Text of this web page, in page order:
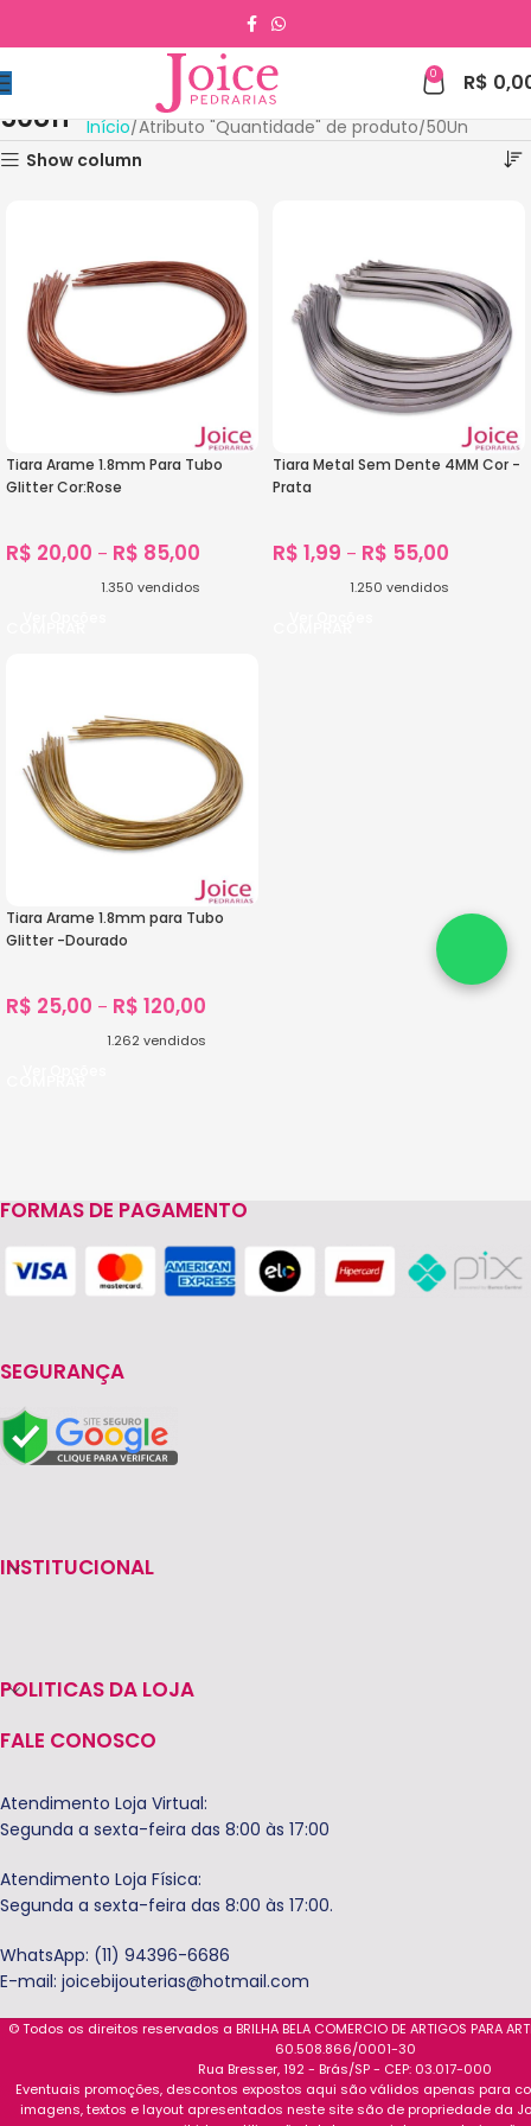
0 R$
50Un Início Atributo "Quantidade" de produto 50Un
Show column
Tiara Arame 1.8mm Para Tubo
Glitter Cor:Rose
R$ 20,00 – R$ 85,00
1.350 vendidos
Tiara Metal Sem Dente 4MM Cor -
Prata
R$ 1,99 – R$ 55,00
1.250 vendidos
Tiara Arame 1.8mm para Tubo
Glitter -Dourado
R$ 25,00 – R$ 120,00
1.262 vendidos
FORMAS DE PAGAMENTO
SEGURANÇA
INSTITUCIONAL
POLITICAS DA LOJA
FALE CONOSCO
Atendimento Loja Virtual:
Segunda a sexta-feira das 8:00 às 17:00
Atendimento Loja Física:
Segunda a sexta-feira das 8:00 às 17:00.
WhatsApp: (11) 94396-6686
E-mail: joicebijouterias@hotmail.com
© Todos os direitos reservados a BRILHA BELA COMERCIO DE ARTIGOS PARA
60.508.866/0001-30
Rua Bresser, 192 - Brás/SP - CEP: 03.017-000
Eventuais promoções, descontos expostos aqui são válidos apenas para
imagens, textos e layout apresentados neste site são de propriedade da